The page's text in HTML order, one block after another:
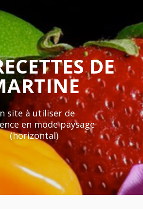
DE
site à utiliser de
en mode paysage
(horizontal)